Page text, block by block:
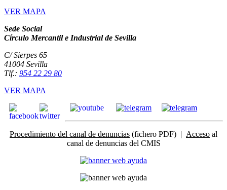
VER MAPA
Sede Social
Círculo Mercantil e Industrial de Sevilla
C/ Sierpes 65
41004 Sevilla
Tlf.: 954 22 29 80
VER MAPA
Procedimiento del canal de denuncias (fichero PDF) | Acceso al
canal de denuncias del CMIS